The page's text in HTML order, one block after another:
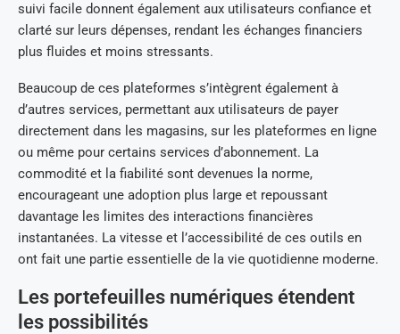
suivi facile donnent également aux utilisateurs confiance et
clarté sur leurs dépenses, rendant les échanges financiers
plus fluides et moins stressants.
Beaucoup de ces plateformes s’intègrent également à
d’autres services, permettant aux utilisateurs de payer
directement dans les magasins, sur les plateformes en ligne
ou même pour certains services d’abonnement. La
commodité et la fiabilité sont devenues la norme,
encourageant une adoption plus large et repoussant
davantage les limites des interactions financières
instantanées. La vitesse et l’accessibilité de ces outils en
ont fait une partie essentielle de la vie quotidienne moderne.
Les portefeuilles numériques étendent
les possibilités